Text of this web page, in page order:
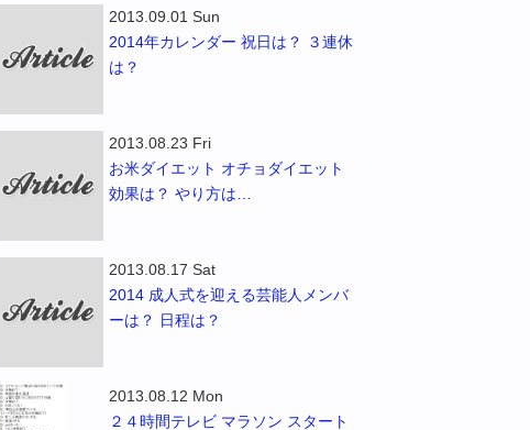
2013.09.01 Sun
2014年カレンダー 祝日は？ ３連休
は？
2013.08.23 Fri
お米ダイエット オチョダイエット
効果は？ やり方は…
2013.08.17 Sat
2014 成人式を迎える芸能人メンバ
ーは？ 日程は？
2013.08.12 Mon
２４時間テレビ マラソン スタート